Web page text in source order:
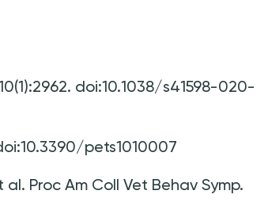
doi:10.1038/s41598-020-
pets1010007
Proc Am Coll Vet Behav Symp.